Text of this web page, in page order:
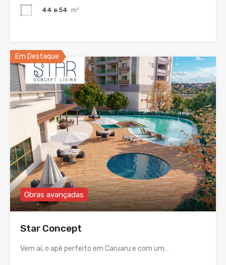
44 e 54 m²
Em Destaque
Obras avançadas
Star Concept
Vem aí, o apê perfeito em Caruaru e com um…